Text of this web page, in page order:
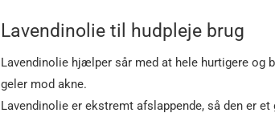
Lavendinolie til hudpleje brug
Lavendinolie hjælper sår med at hele hurtigere og
geler mod akne.
Lavendinolie er ekstremt afslappende, så den er